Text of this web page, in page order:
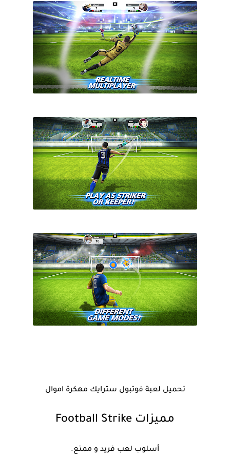
تحميل لعبة فوتبول سترايك مهكرة اموال
مميزات Football Strike
أسلوب لعب فريد و ممتع.